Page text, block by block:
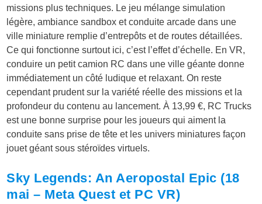
missions plus techniques. Le jeu mélange simulation
légère, ambiance sandbox et conduite arcade dans une
ville miniature remplie d’entrepôts et de routes détaillées.
Ce qui fonctionne surtout ici, c’est l’effet d’échelle. En VR,
conduire un petit camion RC dans une ville géante donne
immédiatement un côté ludique et relaxant. On reste
cependant prudent sur la variété réelle des missions et la
profondeur du contenu au lancement. À 13,99 €, RC Trucks
est une bonne surprise pour les joueurs qui aiment la
conduite sans prise de tête et les univers miniatures façon
jouet géant sous stéroïdes virtuels.
Sky Legends: An Aeropostal Epic (18
mai – Meta Quest et PC VR)